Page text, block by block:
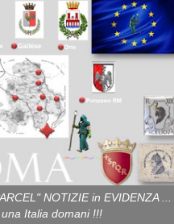
NOTIZIE in EVIDENZA ...
Italia domani !!!